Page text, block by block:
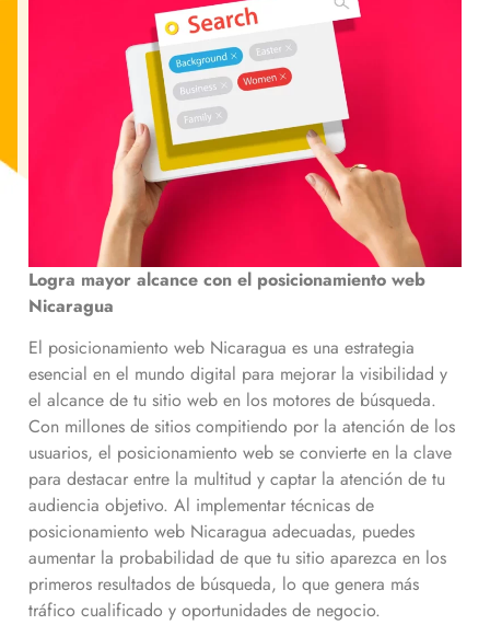
Logra mayor alcance con el posicionamiento web
Nicaragua
El posicionamiento web Nicaragua es una estrategia
esencial en el mundo digital para mejorar la visibilidad y
el alcance de tu sitio web en los motores de búsqueda.
Con millones de sitios compitiendo por la atención de los
usuarios, el posicionamiento web se convierte en la clave
para destacar entre la multitud y captar la atención de tu
audiencia objetivo. Al implementar técnicas de
posicionamiento web Nicaragua adecuadas, puedes
aumentar la probabilidad de que tu sitio aparezca en los
primeros resultados de búsqueda, lo que genera más
tráfico cualificado y oportunidades de negocio.